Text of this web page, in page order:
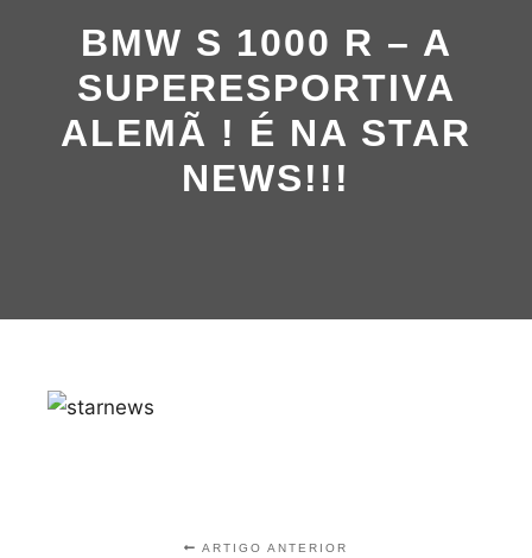
BMW S 1000 R – A
SUPERESPORTIVA
ALEMÃ ! É NA STAR
NEWS!!!
ARTIGO ANTERIOR